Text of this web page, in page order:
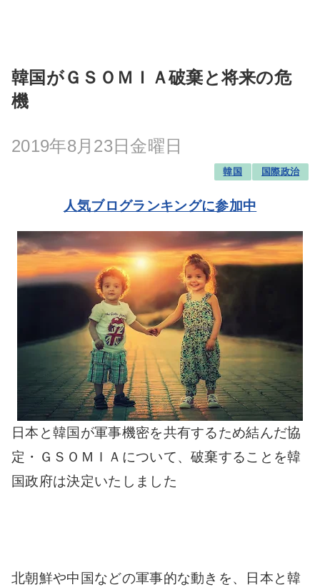
韓国がＧＳＯＭＩＡ破棄と将来の危
機
2019年8月23日金曜日
韓国 国際政治
人気ブログランキングに参加中
日本と韓国が軍事機密を共有するため結んだ協
定・ＧＳＯＭＩＡについて、破棄することを韓
国政府は決定いたしました
北朝鮮や中国などの軍事的な動きを、日本と韓